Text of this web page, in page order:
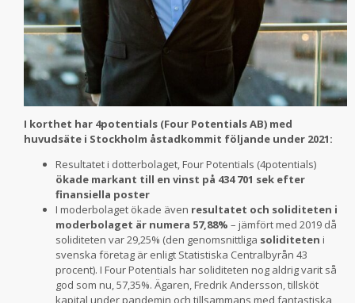
I korthet har 4potentials (Four Potentials AB) med
huvudsäte i Stockholm åstadkommit följande under 2021:
Resultatet i dotterbolaget, Four Potentials (4potentials)
ökade markant till en vinst på 434 701 sek efter
finansiella poster
I moderbolaget ökade även resultatet och soliditeten i
moderbolaget är numera 57,88% – jämfört med 2019 då
soliditeten var 29,25% (den genomsnittliga soliditeten i
svenska företag är enligt Statistiska Centralbyrån 43
procent). I Four Potentials har soliditeten nog aldrig varit så
god som nu, 57,35%. Ägaren, Fredrik Andersson, tillsköt
kapital under pandemin och tillsammans med fantastiska